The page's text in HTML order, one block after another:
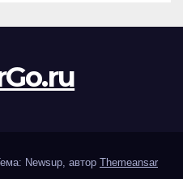
Newsup, автор Themeansar